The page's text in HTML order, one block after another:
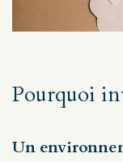
Pourquoi
Un